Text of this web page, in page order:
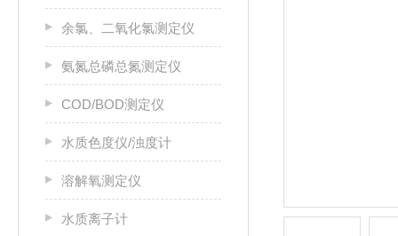
余氯、二氧化氯测定仪
氨氮总磷总氮测定仪
COD/BOD测定仪
水质色度仪/浊度计
溶解氧测定仪
水质离子计